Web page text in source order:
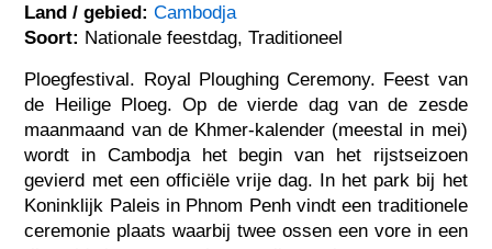
Land / gebied: Cambodja
Soort: Nationale feestdag, Traditioneel
Ploegfestival. Royal Ploughing Ceremony. Feest van
de Heilige Ploeg. Op de vierde dag van de zesde
maanmaand van de Khmer-kalender (meestal in mei)
wordt in Cambodja het begin van het rijstseizoen
gevierd met een officiële vrije dag. In het park bij het
Koninklijk Paleis in Phnom Penh vindt een traditionele
ceremonie plaats waarbij twee ossen een vore in een